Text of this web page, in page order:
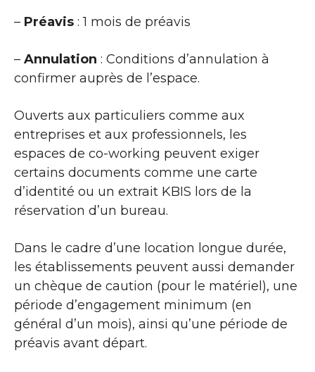
– Préavis : 1 mois de préavis
– Annulation : Conditions d’annulation à
confirmer auprès de l’espace.
Ouverts aux particuliers comme aux
entreprises et aux professionnels, les
espaces de co-working peuvent exiger
certains documents comme une carte
d’identité ou un extrait KBIS lors de la
réservation d’un bureau.
Dans le cadre d’une location longue durée,
les établissements peuvent aussi demander
un chèque de caution (pour le matériel), une
période d’engagement minimum (en
général d’un mois), ainsi qu’une période de
préavis avant départ.